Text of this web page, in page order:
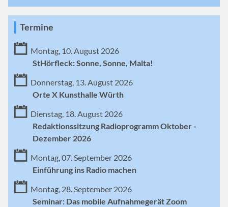
Termine
Montag, 10. August 2026
StHörfleck: Sonne, Sonne, Malta!
Donnerstag, 13. August 2026
Orte X Kunsthalle Würth
Dienstag, 18. August 2026
Redaktionssitzung Radioprogramm Oktober -
Dezember 2026
Montag, 07. September 2026
Einführung ins Radio machen
Montag, 28. September 2026
Seminar: Das mobile Aufnahmegerät Zoom